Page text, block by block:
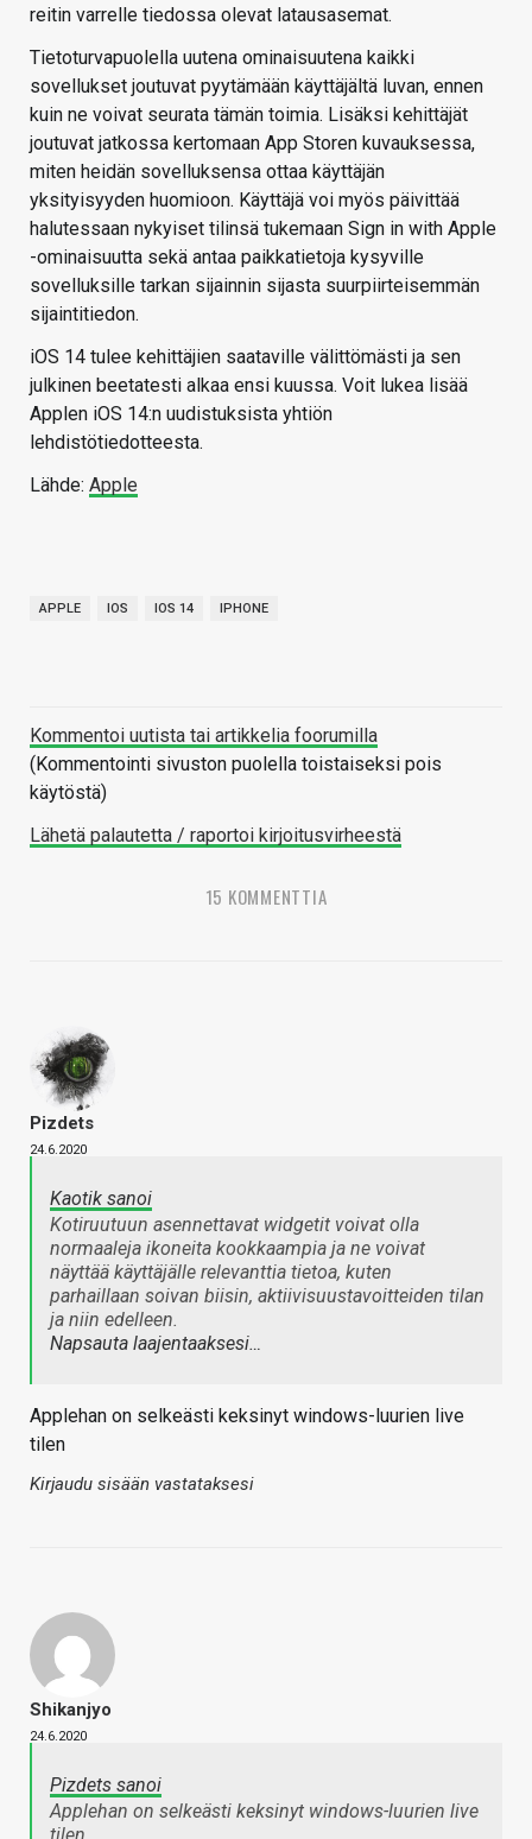
reitin varrelle tiedossa olevat latausasemat.
Tietoturvapuolella uutena ominaisuutena kaikki
sovellukset joutuvat pyytämään käyttäjältä luvan, ennen
kuin ne voivat seurata tämän toimia. Lisäksi kehittäjät
joutuvat jatkossa kertomaan App Storen kuvauksessa,
miten heidän sovelluksensa ottaa käyttäjän
yksityisyyden huomioon. Käyttäjä voi myös päivittää
halutessaan nykyiset tilinsä tukemaan Sign in with Apple
-ominaisuutta sekä antaa paikkatietoja kysyville
sovelluksille tarkan sijainnin sijasta suurpiirteisemmän
sijaintitiedon.
iOS 14 tulee kehittäjien saataville välittömästi ja sen
julkinen beetatesti alkaa ensi kuussa. Voit lukea lisää
Applen iOS 14:n uudistuksista yhtiön
lehdistötiedotteesta.
Lähde: Apple
APPLE IOS IOS 14 IPHONE
Kommentoi uutista tai artikkelia foorumilla
(Kommentointi sivuston puolella toistaiseksi pois
käytöstä)
Lähetä palautetta / raportoi kirjoitusvirheestä
15 KOMMENTTIA
Pizdets
24.6.2020
Kaotik sanoi
Kotiruutuun asennettavat widgetit voivat olla
normaaleja ikoneita kookkaampia ja ne voivat
näyttää käyttäjälle relevanttia tietoa, kuten
parhaillaan soivan biisin, aktiivisuustavoitteiden tilan
ja niin edelleen.
Napsauta laajentaaksesi…
Applehan on selkeästi keksinyt windows-luurien live
tilen
Kirjaudu sisään vastataksesi
Shikanjyo
24.6.2020
Pizdets sanoi
Applehan on selkeästi keksinyt windows-luurien live